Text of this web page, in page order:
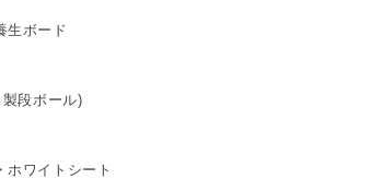
生ボード
段ボール)
ホワイトシート